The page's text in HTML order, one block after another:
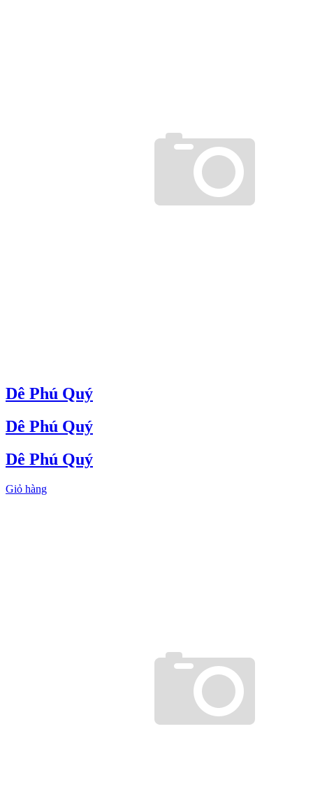
Dê Phú Quý
Dê Phú Quý
Dê Phú Quý
Giỏ hàng